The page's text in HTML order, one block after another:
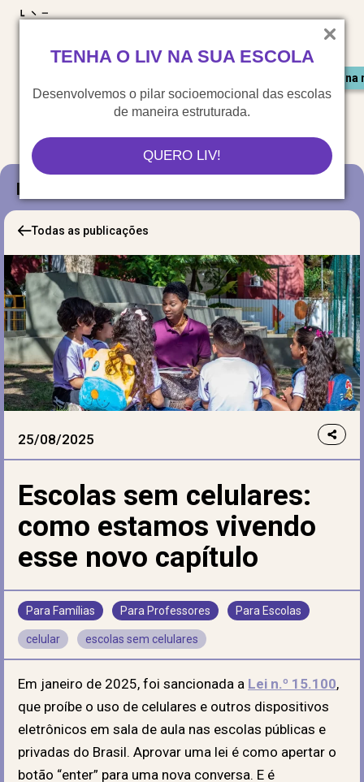
TENHA O LIV NA SUA ESCOLA
Desenvolvemos o pilar socioemocional das escolas
de maneira estruturada.
QUERO LIV!
Saiu
Blog
Todas as publicações
25/08/2025
Escolas sem celulares:
como estamos vivendo
esse novo capítulo
Para Famílias Para Professores Para Escolas
celular escolas sem celulares
Em janeiro de 2025, foi sancionada a Lei n.º 15.100,
que proíbe o uso de celulares e outros dispositivos
eletrônicos em sala de aula nas escolas públicas e
privadas do Brasil. Aprovar uma lei é como apertar o
botão “enter” para uma nova conversa. E é